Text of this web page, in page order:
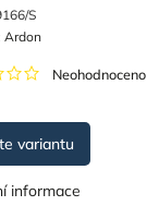
S
Neohodnoceno
Ardon
variantu
informace